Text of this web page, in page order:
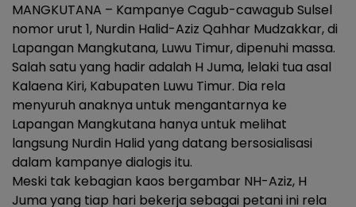
MANGKUTANA – Kampanye Cagub-cawagub Sulsel
nomor urut 1, Nurdin Halid-Aziz Qahhar Mudzakkar, di
Lapangan Mangkutana, Luwu Timur, dipenuhi massa.
Salah satu yang hadir adalah H Juma, lelaki tua asal
Kalaena Kiri, Kabupaten Luwu Timur. Dia rela
menyuruh anaknya untuk mengantarnya ke
Lapangan Mangkutana hanya untuk melihat
langsung Nurdin Halid yang datang bersosialisasi
dalam kampanye dialogis itu.
Meski tak kebagian kaos bergambar NH-Aziz, H
Juma yang tiap hari bekerja sebagai petani ini rela